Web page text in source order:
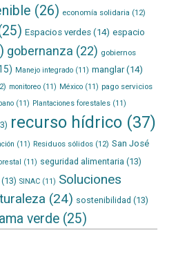
(26) economía solidaria (12)
Espacios verdes(14) espacio
gobernanza (22) gobiernos
Manejo integrado(11) manglar(14)
monitoreo(11) México(11) pago servicios
(11) Plantaciones forestales(11)
recurso hídrico(37)
(11) Residuos sólidos(12) San José
(11) seguridad alimentaria (13)
(13) SINAC(11) Soluciones
(24) sostenibilidad (13)
verde(25)